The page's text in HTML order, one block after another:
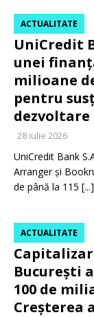
UniCredit
unei
milioane
pentru
dezvoltare
ACTUALITATE
28 iulie 2026
UniCredit Bank
Arranger și
de până la 115 [...]
București
100 de
Creșterea
ACTUALITATE